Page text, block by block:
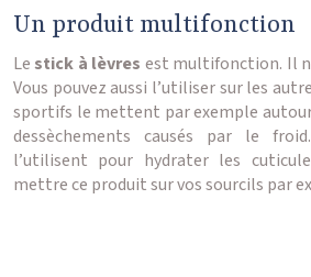
Un produit multifonction
Le stick à lèvres est multifonction. Il
Vous pouvez aussi l’utiliser sur les
sportifs le mettent par exemple
dessèchements causés par le
l’utilisent pour hydrater les
mettre ce produit sur vos sourcils par